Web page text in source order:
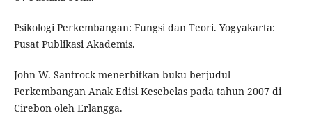
Psikologi Perkembangan: Fungsi dan Teori. Yogyakarta:
Pusat Publikasi Akademis.
John W. Santrock menerbitkan buku berjudul
Perkembangan Anak Edisi Kesebelas pada tahun 2007 di
Cirebon oleh Erlangga.